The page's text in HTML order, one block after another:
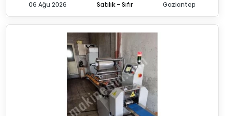
Satılık - Sıfır
06 Ağu 2026 Gaziantep